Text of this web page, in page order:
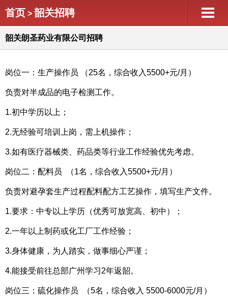
首页 > 韶关招聘
韶关朗圣药业有限公司招聘
岗位一：生产操作员 （25名，综合收入5500+元/月）
负责对半成品的电子检测工作。
1.初中学历以上；
2.无经验可培训上岗，需上机操作；
3.如有医疗器械类、药品类等行业工作经验优先考虑。
岗位二：配料员 （1名，综合收入5500+元/月）
负责对避孕套生产过程配料配方工艺操作，填写生产文件。
1.要求：中专以上学历（优秀可放宽高、初中）；
2.一年以上制药或化工厂工作经验；
3.身体健康，为人踏实，做事细心严谨；
4.能接受前往总部广州学习2年返韶。
岗位三：硫化操作员 （5名，综合收入 5500-6000元/月）